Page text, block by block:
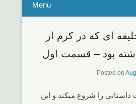
Menu
خلیفه ای که در کرم از
بود – قسمت اول
Posted on
داستانی را شروع میکند و این